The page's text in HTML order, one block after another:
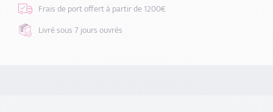
Frais de port offertà partir de 1200€
Livré sous 7 joursouvrés